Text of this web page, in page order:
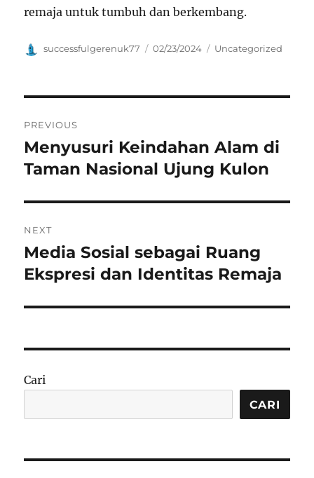
remaja untuk tumbuh dan berkembang.
Author
successfulgerenuk77
Posted
02/23/2024 Categories
Uncategorized
pos
PREVIOUS
Previous
post:
Menyusuri Keindahan Alam di
Taman Nasional Ujung Kulon
NEXT
Next
post:
Media Sosial sebagai Ruang
Ekspresi dan Identitas Remaja
Cari
CARI